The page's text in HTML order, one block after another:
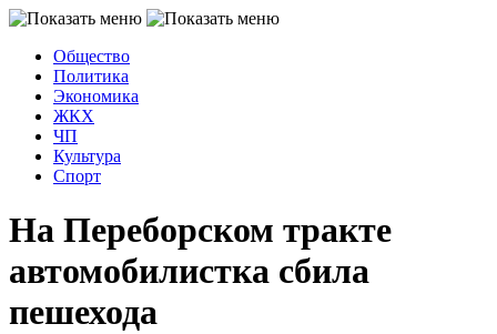
Общество
Политика
Экономика
ЖКХ
ЧП
Культура
Спорт
На Переборском тракте
автомобилистка сбила
пешехода